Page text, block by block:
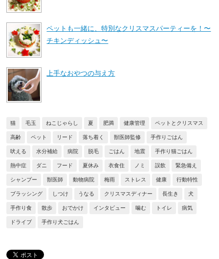
ペットも一緒に、特別なクリスマスパーティーを！〜
チキンディッシュ〜
上手なおやつの与え方
猫 毛玉 ねこじゃらし 夏 肥満 健康管理 ペットとクリスマス
高齢 ペット リード 落ち着く 獣医師監修 手作りごはん
吠える 水分補給 病院 脱毛 ごはん 地震 手作り猫ごはん
熱中症 ダニ フード 夏休み 衣食住 ノミ 誤飲 緊急備え
シャンプー 獣医師 動物病院 梅雨 ストレス 健康 行動特性
ブラッシング しつけ うなる クリスマスディナー 長生き 犬
手作り食 散歩 おでかけ インタビュー 噛む トイレ 病気
ドライブ 手作り犬ごはん